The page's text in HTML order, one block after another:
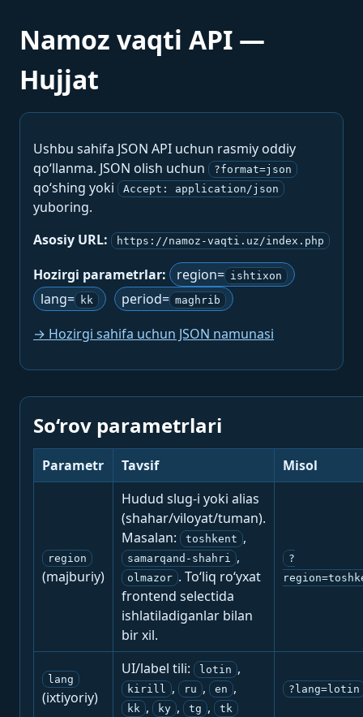
Namoz vaqti API —
Hujjat
Ushbu sahifa JSON API uchun rasmiy oddiy
qo‘llanma. JSON olish uchun
?format=json
qo‘shing yoki Accept: application/json
yuboring.
Asosiy URL:
https://namoz-vaqti.uz/index.php
Hozirgi parametrlar: region= ishtixon
lang= kk period= maghrib
→ Hozirgi sahifa uchun JSON namunasi
So‘rov parametrlari
Parametr Tavsif Misol
region
(majburiy)
Hudud slug-i yoki alias
(shahar/viloyat/tuman).
Masalan:
toshkent ,
samarqand-shahri ,
olmazor . To‘liq ro‘yxat
frontend selectida
ishlatiladiganlar bilan
bir xil.
?
lang
(ixtiyoriy)
UI/label tili: lotin ,
kirill , ru , en ,
kk , ky , tg , tk
?lang=lotin